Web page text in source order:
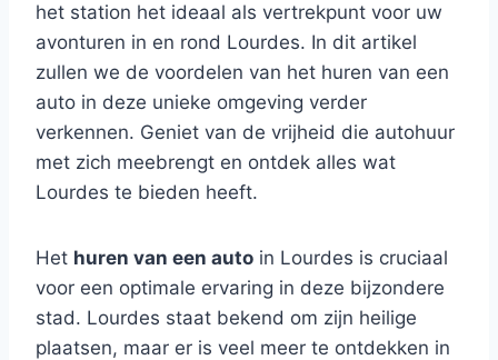
het station het ideaal als vertrekpunt voor uw
avonturen in en rond Lourdes. In dit artikel
zullen we de voordelen van het huren van een
auto in deze unieke omgeving verder
verkennen. Geniet van de vrijheid die autohuur
met zich meebrengt en ontdek alles wat
Lourdes te bieden heeft.
Het huren van een auto in Lourdes is cruciaal
voor een optimale ervaring in deze bijzondere
stad. Lourdes staat bekend om zijn heilige
plaatsen, maar er is veel meer te ontdekken in